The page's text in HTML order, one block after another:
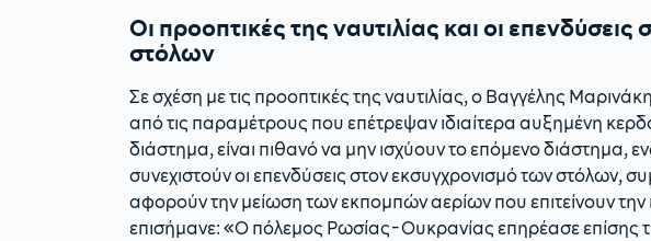
Οι προοπτικές της ναυτιλίας και οι
στόλων
Σε σχέση με τις προοπτικές της ναυτιλίας, ο Βαγγέλης
από τις παραμέτρους που επέτρεψαν ιδιαίτερα αυξημένη
διάστημα, είναι πιθανό να μην ισχύουν το επόμενο διάστημα,
συνεχιστούν οι επενδύσεις στον εκσυγχρονισμό των στόλων,
αφορούν την μείωση των εκπομπών αερίων που επιτείνουν
επισήμανε: «Ο πόλεμος Ρωσίας-Ουκρανίας επηρέασε επίσης